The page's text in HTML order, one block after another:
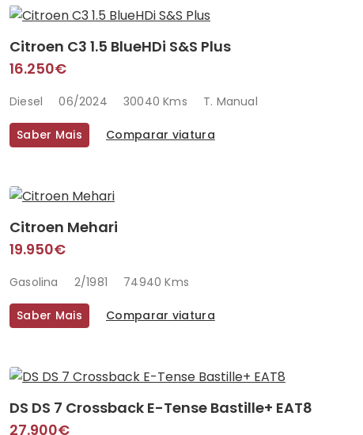
Citroen C3 1.5 BlueHDi S&S Plus
16.250€
Diesel 06/2024 30040 Kms T. Manual
Saber Mais Comparar viatura
Citroen Mehari
19.950€
Gasolina 2/1981 74940 Kms
Saber Mais Comparar viatura
DS DS 7 Crossback E-Tense Bastille+ EAT8
27.900€